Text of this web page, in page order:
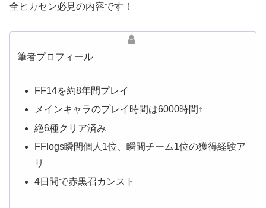
全ヒカセン必見の内容です！
筆者プロフィール
FF14を約8年間プレイ
メインキャラのプレイ時間は6000時間↑
絶6種クリア済み
FFlogs瞬間個人1位、瞬間チーム1位の獲得経験ア
リ
4日間で赤黒召カンスト